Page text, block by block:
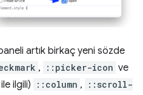
artık birkaç yeni sözde
, ::picker-icon ve
ilgili) ::column ,
::scroll-